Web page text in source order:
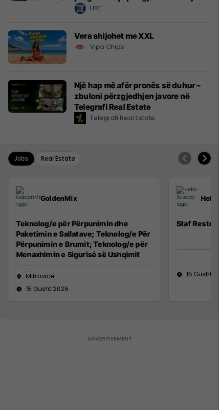
UBT
Vera shijohet me XXL
Vipa Chips
Një hap më afër pronës së duhur –
zbuloni përzgjedhjen javore në
Telegrafi Real Estate
Telegrafi Real Estate
Jobs Real Estate
GoldenMix
Teknolog/e për Përpunimin dhe
Paketimin e Sallatave; Teknolog/e Për
Përpunimin e Brumit; Teknolog/e për
Menaxhimin e Sigurisë së Ushqimit
Mitrovicë
15 Gusht 2026
Staf
15 Gusht